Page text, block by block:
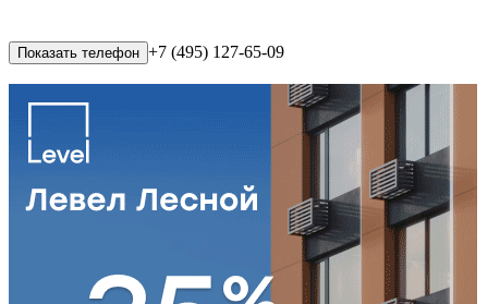
Показать телефон +7 (495) 127-65-09